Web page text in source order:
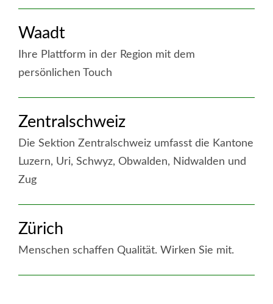
:
Wallis
Waadt
Ihre Plattform in der Region mit dem
persönlichen Touch
:
Waadt
Zentralschweiz
Die Sektion Zentralschweiz umfasst die Kantone
Luzern, Uri, Schwyz, Obwalden, Nidwalden und
Zug
:
Zentralschweiz
Zürich
Menschen schaffen Qualität. Wirken Sie mit.